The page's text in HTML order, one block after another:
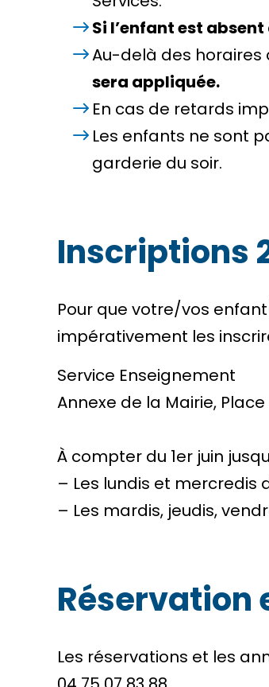
Si l’enfant est
Au-delà des horaires
sera appliquée.
En cas de retards
Les enfants ne sont
garderie du soir.
Inscriptions
Pour que votre/vos
impérativement les
Service Enseignement
Annexe de la Mairie,
À compter du 1er juin
– Les lundis et mercredis
– Les mardis, jeudis,
Réservation
Les réservations et les